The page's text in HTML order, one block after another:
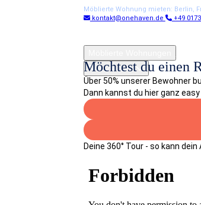
Möblierte Wohnung mieten: Berlin,
kontakt@onehaven.de
+49
Ressourcen
Für Vermieter
Möchtest du einen
Über 50% unserer Bewohner
Dann kannst du hier ganz
Deine 360° Tour - so kann